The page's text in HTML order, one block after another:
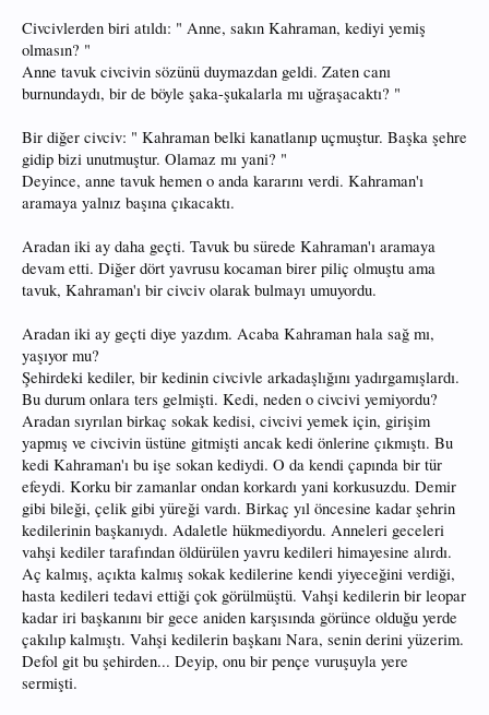
Civcivlerden biri atıldı: " Anne, sakın Kahraman, kediyi yemiş
olmasın? "
Anne tavuk civcivin sözünü duymazdan geldi. Zaten canı
burnundaydı, bir de böyle şaka-şukalarla mı uğraşacaktı? "
Bir diğer civciv: " Kahraman belki kanatlanıp uçmuştur. Başka şehre
gidip bizi unutmuştur. Olamaz mı yani? "
Deyince, anne tavuk hemen o anda kararını verdi. Kahraman'ı
aramaya yalnız başına çıkacaktı.
Aradan iki ay daha geçti. Tavuk bu sürede Kahraman'ı aramaya
devam etti. Diğer dört yavrusu kocaman birer piliç olmuştu ama
tavuk, Kahraman'ı bir civciv olarak bulmayı umuyordu.
Aradan iki ay geçti diye yazdım. Acaba Kahraman hala sağ mı,
yaşıyor mu?
Şehirdeki kediler, bir kedinin civcivle arkadaşlığını yadırgamışlardı.
Bu durum onlara ters gelmişti. Kedi, neden o civcivi yemiyordu?
Aradan sıyrılan birkaç sokak kedisi, civcivi yemek için, girişim
yapmış ve civcivin üstüne gitmişti ancak kedi önlerine çıkmıştı. Bu
kedi Kahraman'ı bu işe sokan kediydi. O da kendi çapında bir tür
efeydi. Korku bir zamanlar ondan korkardı yani korkusuzdu. Demir
gibi bileği, çelik gibi yüreği vardı. Birkaç yıl öncesine kadar şehrin
kedilerinin başkanıydı. Adaletle hükmediyordu. Anneleri geceleri
vahşi kediler tarafından öldürülen yavru kedileri himayesine alırdı.
Aç kalmış, açıkta kalmış sokak kedilerine kendi yiyeceğini verdiği,
hasta kedileri tedavi ettiği çok görülmüştü. Vahşi kedilerin bir leopar
kadar iri başkanını bir gece aniden karşısında görünce olduğu yerde
çakılıp kalmıştı. Vahşi kedilerin başkanı Nara, senin derini yüzerim.
Defol git bu şehirden... Deyip, onu bir pençe vuruşuyla yere
sermişti.